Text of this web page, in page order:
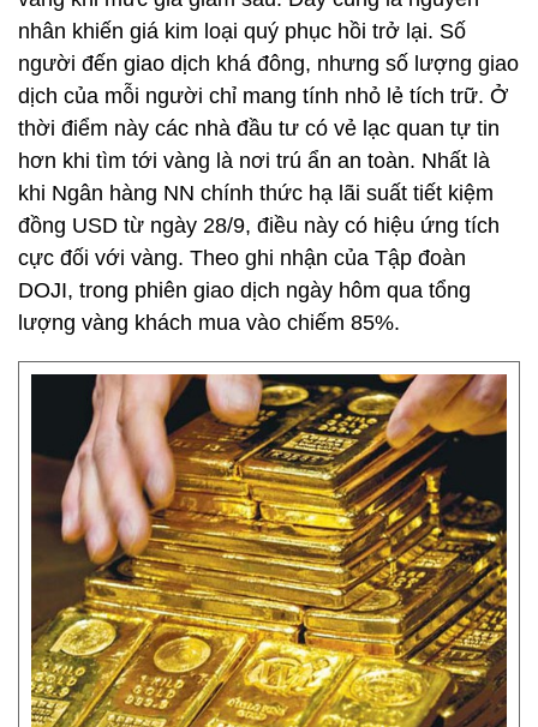
nhân khiến giá kim loại quý phục hồi trở lại. Số
người đến giao dịch khá đông, nhưng số lượng giao
dịch của mỗi người chỉ mang tính nhỏ lẻ tích trữ. Ở
thời điểm này các nhà đầu tư có vẻ lạc quan tự tin
hơn khi tìm tới vàng là nơi trú ẩn an toàn. Nhất là
khi Ngân hàng NN chính thức hạ lãi suất tiết kiệm
đồng USD từ ngày 28/9, điều này có hiệu ứng tích
cực đối với vàng. Theo ghi nhận của Tập đoàn
DOJI, trong phiên giao dịch ngày hôm qua tổng
lượng vàng khách mua vào chiếm 85%.